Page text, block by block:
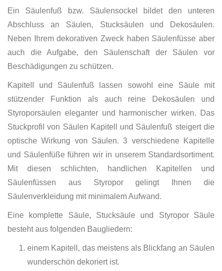
Ein Säulenfuß bzw. Säulensockel bildet den unteren
Abschluss an Säulen, Stucksäulen und Dekosäulen.
Neben Ihrem dekorativen Zweck haben Säulenfüsse aber
auch die Aufgabe, den Säulenschaft der Säulen vor
Beschädigungen zu schützen.
Kapitell und Säulenfuß lassen sowohl eine Säule mit
stützender Funktion als auch reine Dekosäulen und
Styroporsäulen eleganter und harmonischer wirken. Das
Stuckprofil von Säulen Kapitell und Säulenfuß steigert die
optische Wirkung von Säulen. 3 verschiedene Kapitelle
und Säulenfüße führen wir in unserem Standardsortiment.
Mit diesen schlichten, handlichen Kapitellen und
Säulenfüssen aus Styropor gelingt Ihnen die
Säulenverkleidung mit minimalem Aufwand.
Eine komplette Säule, Stucksäule und Styropor Säule
besteht aus folgenden Baugliedern:
einem Kapitell, das meistens als Blickfang an Säulen
wunderschön dekoriert ist.